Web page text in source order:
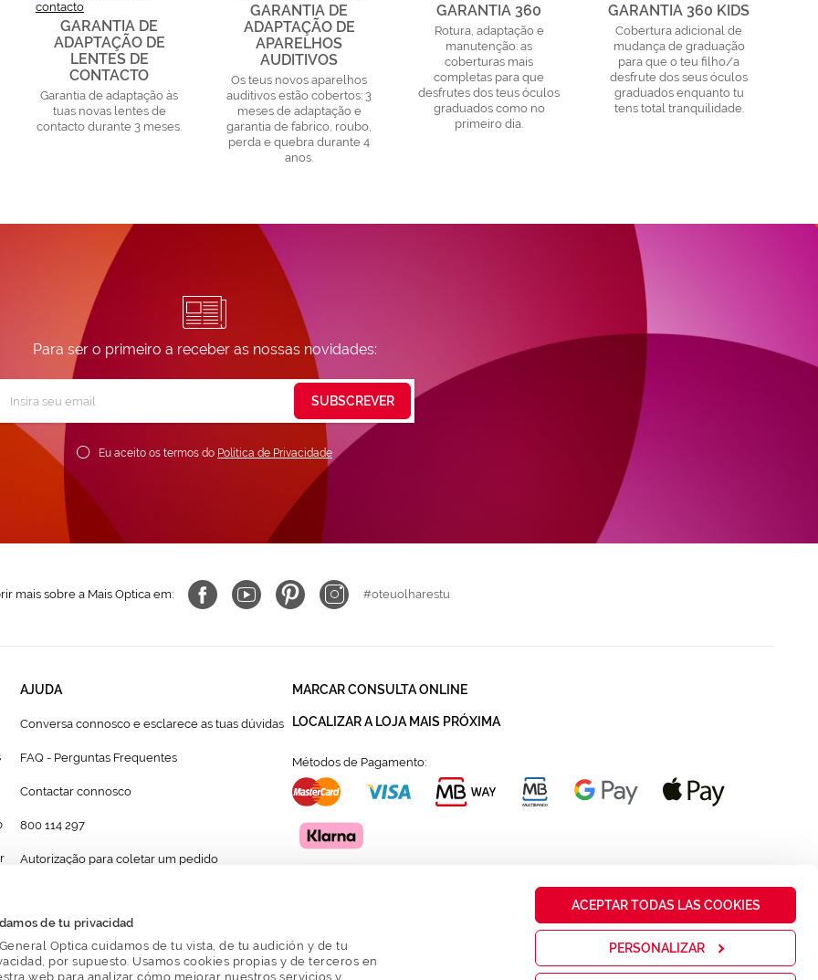
de tu privacidad
Optica cuidamos de tu vista, de tu audición y de tu
por supuesto. Usamos cookies propias y de terceros en
web para analizar cómo mejorar nuestros servicios y
ACEPTAR TODAS LAS COOKIES
PERSONALIZAR
GARANTIA DE
ADAPTAÇÃO DE
LENTES DE
CONTACTO
Garantia de adaptação às
tuas novas lentes de
contacto durante 3 meses.
GARANTIA DE
ADAPTAÇÃO DE
APARELHOS
AUDITIVOS
Os teus novos aparelhos
auditivos estão cobertos: 3
meses de adaptação e
garantia de fabrico, roubo,
perda e quebra durante 4
anos.
GARANTIA 360
Rotura, adaptação e
manutenção: as
coberturas mais
completas para que
desfrutes dos teus óculos
graduados como no
primeiro dia.
GARANTIA 360 KIDS
Cobertura adicional de
mudança de graduação
para que o teu filho/a
desfrute dos seus óculos
graduados enquanto tu
tens total tranquilidade.
Para ser o primeiro a receber as nossas novidades:
Newsletter:
Eu aceito os termos do Política de Privacidade
SUBSCREVER
mais sobre a Mais Optica em: #oteuolharestu
AJUDA
Conversa connosco e esclarece as tuas dúvidas
FAQ - Perguntas Frequentes
Contactar connosco
800 114 297
Autorização para coletar um pedido
MARCAR CONSULTA ONLINE
LOCALIZAR A LOJA MAIS PRÓXIMA
Métodos de Pagamento: